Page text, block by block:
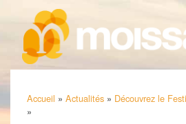
Accueil » Actualités » Découvrez le
»